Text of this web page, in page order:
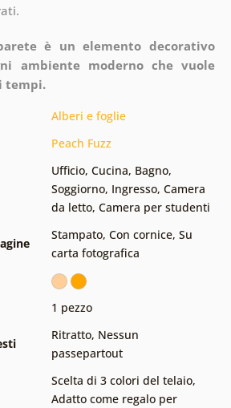
è un elemento decorativo
ambiente moderno che vuole
tempi.
Alberi e foglie
Peach Fuzz
Ufficio, Cucina, Bagno,
Soggiorno, Ingresso, Camera
da letto, Camera per studenti
Stampato, Con cornice, Su
carta fotografica
1 pezzo
Ritratto, Nessun
passepartout
Scelta di 3 colori del telaio,
Adatto come regalo per